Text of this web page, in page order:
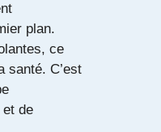
plan.
ce
santé. C’est
et de